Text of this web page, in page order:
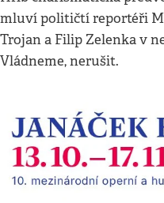
mluví političtí reportéři
Trojan a Filip Zelenka v
Vládneme, nerušit.